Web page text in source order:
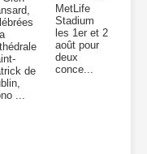
de
...
MetLife
Stadium
les 1er et 2
août pour
deux
conce...